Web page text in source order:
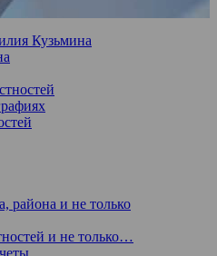
Кузьмина
района и не только
и не только…